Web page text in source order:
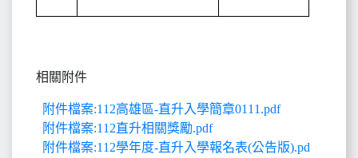
相關附件
附件檔案:112高雄區-直升入學簡章0111.pdf
附件檔案:112直升相關獎勵.pdf
附件檔案:112學年度-直升入學報名表(公告版).pd